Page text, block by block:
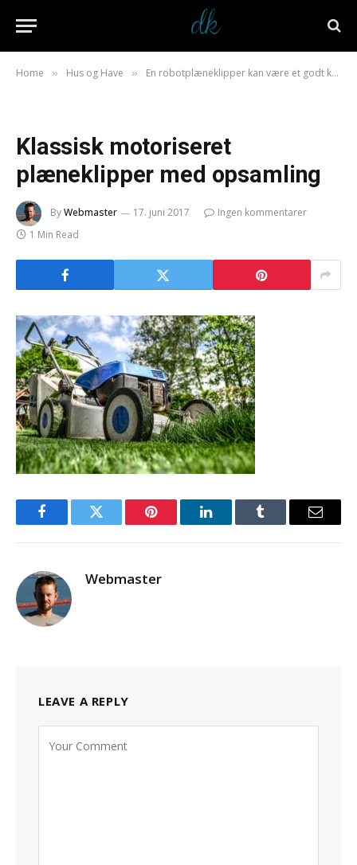
Home » Hus og Have » En robotplæneklipper kan være et godt køb
Klassisk motoriseret
plæneklipper med opsamling
ByWebmaster 17. juni 2017
Ingen kommentarer
1 Min Read
FacebookTwitter Pinterest LinkedInTumblr Email
Webmaster
LEAVE A REPLY